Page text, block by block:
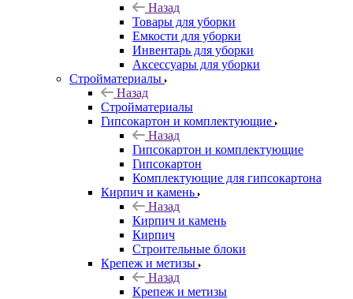
Назад
Товары для уборки
Емкости для уборки
Инвентарь для уборки
Аксессуары для уборки
Стройматериалы
Назад
Стройматериалы
Гипсокартон и комплектующие
Назад
Гипсокартон и комплектующие
Гипсокартон
Комплектующие для гипсокартона
Кирпич и камень
Назад
Кирпич и камень
Кирпич
Строительные блоки
Крепеж и метизы
Назад
Крепеж и метизы